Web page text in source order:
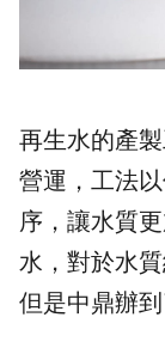
再生水的產
營運，工法
序，讓水質
水，對於水
但是中鼎辦到